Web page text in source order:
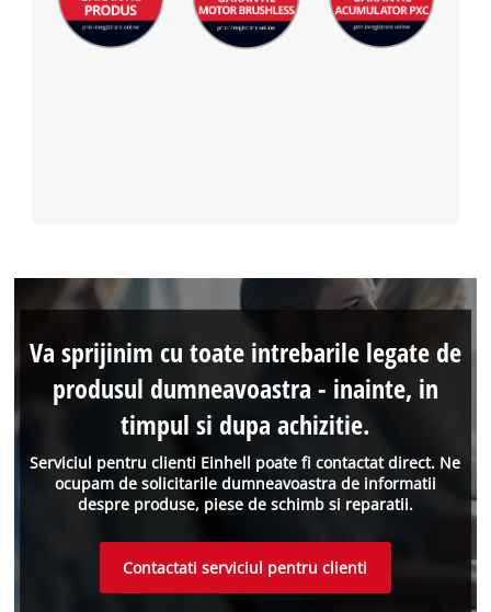
Serviciul pentru clienti Einhell poate fi contactat direct. Ne
ocupam de solicitarile dumneavoastra de informatii
despre produse, piese de schimb si reparatii.
Va sprijinim cu toate intrebarile legate de
produsul dumneavoastra - inainte, in
timpul si dupa achizitie.
Contactati serviciul pentru clienti